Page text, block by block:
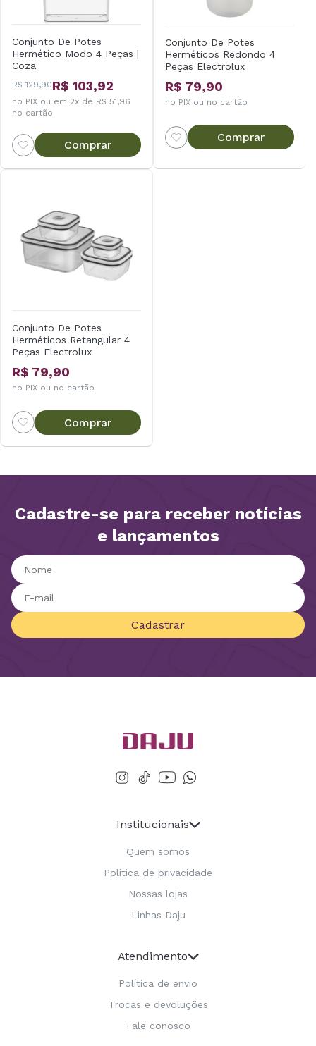
Conjunto De Potes
Hermético Modo 4 Peças |
Coza
R$ 129,90R$ 103,92
no PIX ou em 2x de R$ 51,96
no cartão
Comprar
Conjunto De Potes
Herméticos Redondo 4
Peças Electrolux
R$ 79,90
no PIX ou no cartão
Comprar
Conjunto De Potes
Herméticos Retangular 4
Peças Electrolux
R$ 79,90
no PIX ou no cartão
Comprar
Cadastre-se para receber notícias
e lançamentos
Cadastrar
Institucionais
Quem somos
Política de privacidade
Nossas lojas
Linhas Daju
Atendimento
Política de envio
Trocas e devoluções
Fale conosco